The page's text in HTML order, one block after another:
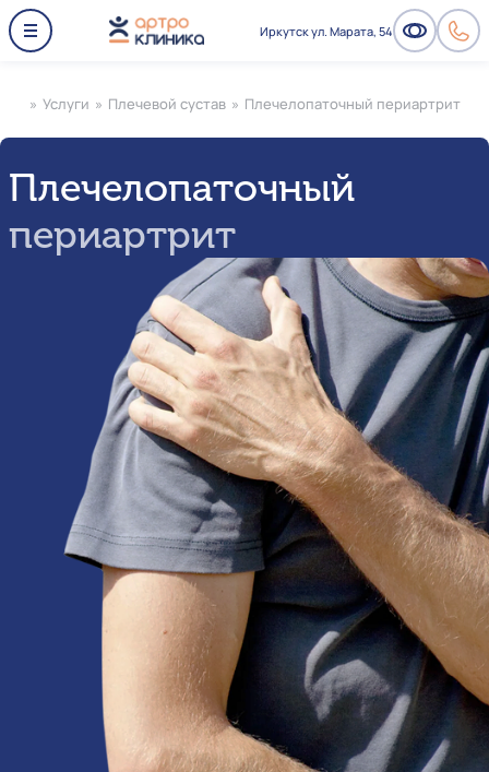
Иркутск ул. Марата, 54
» Услуги » Плечевой сустав » Плечелопаточный периартрит
Плечелопаточный
периартрит